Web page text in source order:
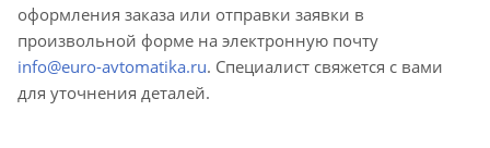
оформления заказа или отправки заявки в
произвольной форме на электронную почту
info@euro-avtomatika.ru. Специалист свяжется с вами
для уточнения деталей.